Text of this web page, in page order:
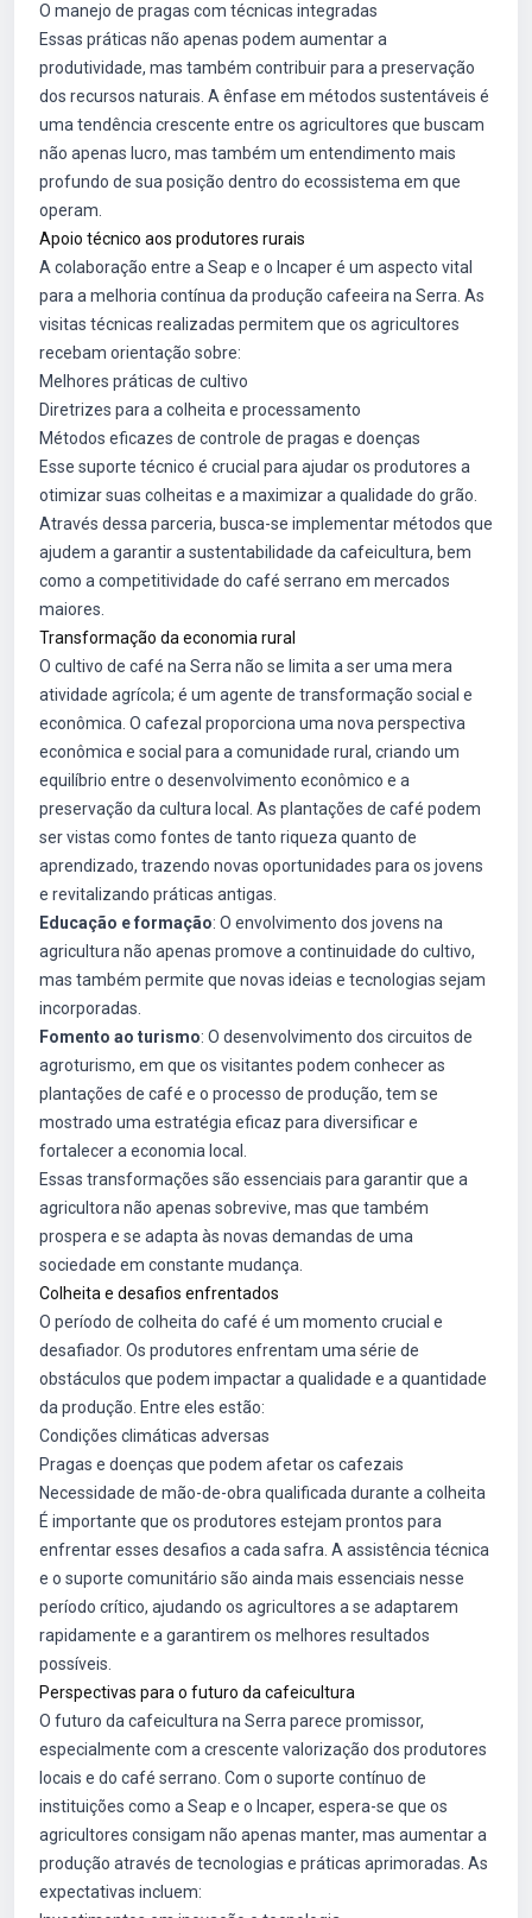
O manejo de pragas com técnicas integradas
Essas práticas não apenas podem aumentar a
produtividade, mas também contribuir para a preservação
dos recursos naturais. A ênfase em métodos sustentáveis é
uma tendência crescente entre os agricultores que buscam
não apenas lucro, mas também um entendimento mais
profundo de sua posição dentro do ecossistema em que
operam.
Apoio técnico aos produtores rurais
A colaboração entre a Seap e o Incaper é um aspecto vital
para a melhoria contínua da produção cafeeira na Serra. As
visitas técnicas realizadas permitem que os agricultores
recebam orientação sobre:
Melhores práticas de cultivo
Diretrizes para a colheita e processamento
Métodos eficazes de controle de pragas e doenças
Esse suporte técnico é crucial para ajudar os produtores a
otimizar suas colheitas e a maximizar a qualidade do grão.
Através dessa parceria, busca-se implementar métodos que
ajudem a garantir a sustentabilidade da cafeicultura, bem
como a competitividade do café serrano em mercados
maiores.
Transformação da economia rural
O cultivo de café na Serra não se limita a ser uma mera
atividade agrícola; é um agente de transformação social e
econômica. O cafezal proporciona uma nova perspectiva
econômica e social para a comunidade rural, criando um
equilíbrio entre o desenvolvimento econômico e a
preservação da cultura local. As plantações de café podem
ser vistas como fontes de tanto riqueza quanto de
aprendizado, trazendo novas oportunidades para os jovens
e revitalizando práticas antigas.
Educação e formação: O envolvimento dos jovens na
agricultura não apenas promove a continuidade do cultivo,
mas também permite que novas ideias e tecnologias sejam
incorporadas.
Fomento ao turismo: O desenvolvimento dos circuitos de
agroturismo, em que os visitantes podem conhecer as
plantações de café e o processo de produção, tem se
mostrado uma estratégia eficaz para diversificar e
fortalecer a economia local.
Essas transformações são essenciais para garantir que a
agricultora não apenas sobrevive, mas que também
prospera e se adapta às novas demandas de uma
sociedade em constante mudança.
Colheita e desafios enfrentados
O período de colheita do café é um momento crucial e
desafiador. Os produtores enfrentam uma série de
obstáculos que podem impactar a qualidade e a quantidade
da produção. Entre eles estão:
Condições climáticas adversas
Pragas e doenças que podem afetar os cafezais
Necessidade de mão-de-obra qualificada durante a colheita
É importante que os produtores estejam prontos para
enfrentar esses desafios a cada safra. A assistência técnica
e o suporte comunitário são ainda mais essenciais nesse
período crítico, ajudando os agricultores a se adaptarem
rapidamente e a garantirem os melhores resultados
possíveis.
Perspectivas para o futuro da cafeicultura
O futuro da cafeicultura na Serra parece promissor,
especialmente com a crescente valorização dos produtores
locais e do café serrano. Com o suporte contínuo de
instituições como a Seap e o Incaper, espera-se que os
agricultores consigam não apenas manter, mas aumentar a
produção através de tecnologias e práticas aprimoradas. As
expectativas incluem: